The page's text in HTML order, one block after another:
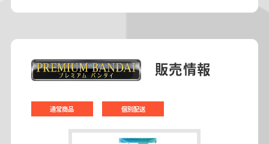
販売情報
通常商品 個別配送